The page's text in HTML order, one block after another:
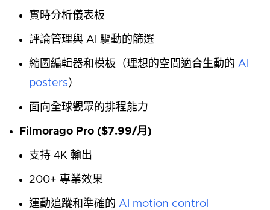
實時分析儀表板
評論管理與 AI 驅動的篩選
縮圖編輯器和模板（理想的空間適合生動的 AI
posters）
面向全球觀眾的排程能力
Filmorago Pro ($7.99/月)
支持 4K 輸出
200+ 專業效果
運動追蹤和準確的 AI motion control